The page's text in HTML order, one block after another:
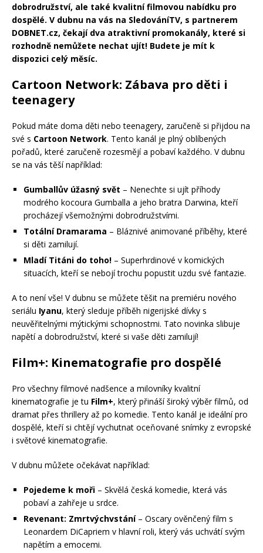
dobrodružství, ale také kvalitní filmovou nabídku pro
dospělé. V dubnu na vás na SledováníTV, s partnerem
DOBNET.cz, čekají dva atraktivní promokanály, které si
rozhodně nemůžete nechat ujít! Budete je mít k
dispozici celý měsíc.
Cartoon Network: Zábava pro děti i
teenagery
Pokud máte doma děti nebo teenagery, zaručeně si přijdou na
své s Cartoon Network. Tento kanál je plný oblíbených
pořadů, které zaručeně rozesmějí a pobaví každého. V dubnu
se na vás těší například:
Gumballův úžasný svět – Nenechte si ujít příhody
modrého kocoura Gumballa a jeho bratra Darwina, kteří
procházejí všemožnými dobrodružstvími.
Totální Dramarama – Bláznivé animované příběhy, které
si děti zamilují.
Mladí Titáni do toho! – Superhrdinové v komických
situacích, kteří se nebojí trochu popustit uzdu své fantazie.
A to není vše! V dubnu se můžete těšit na premiéru nového
seriálu Iyanu, který sleduje příběh nigerijské dívky s
neuvěřitelnými mýtickými schopnostmi. Tato novinka slibuje
napětí a dobrodružství, které si vaše děti zamilují!
Film+: Kinematografie pro dospělé
Pro všechny filmové nadšence a milovníky kvalitní
kinematografie je tu Film+, který přináší široký výběr filmů, od
dramat přes thrillery až po komedie. Tento kanál je ideální pro
dospělé, kteří si chtějí vychutnat oceňované snímky z evropské
i světové kinematografie.
V dubnu můžete očekávat například:
Pojedeme k moři – Skvělá česká komedie, která vás
pobaví a zahřeje u srdce.
Revenant: Zmrtvýchvstání– Oscary ověnčený film s
Leonardem DiCapriem v hlavní roli, který vás uchvátí svým
napětím a emocemi.